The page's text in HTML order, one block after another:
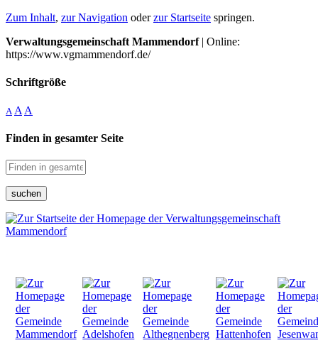
Zum Inhalt, zur Navigation oderzur Startseite springen.
Verwaltungsgemeinschaft Mammendorf| Online:
https://www.vgmammendorf.de/
Schriftgröße
A A A
Finden in gesamter Seite
suchen